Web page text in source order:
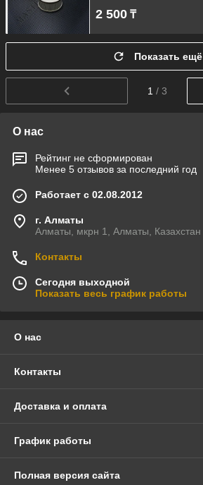
2 500 ₸
Показать ещё
1 / 3
О нас
Рейтинг не сформирован
Менее 5 отзывов за последний год
Работает с 02.08.2012
г. Алматы
Алматы, мкрн 1, Алматы, Казахстан
Контакты
Сегодня выходной
Показать весь график работы
О нас
Контакты
Доставка и оплата
График работы
Полная версия сайта